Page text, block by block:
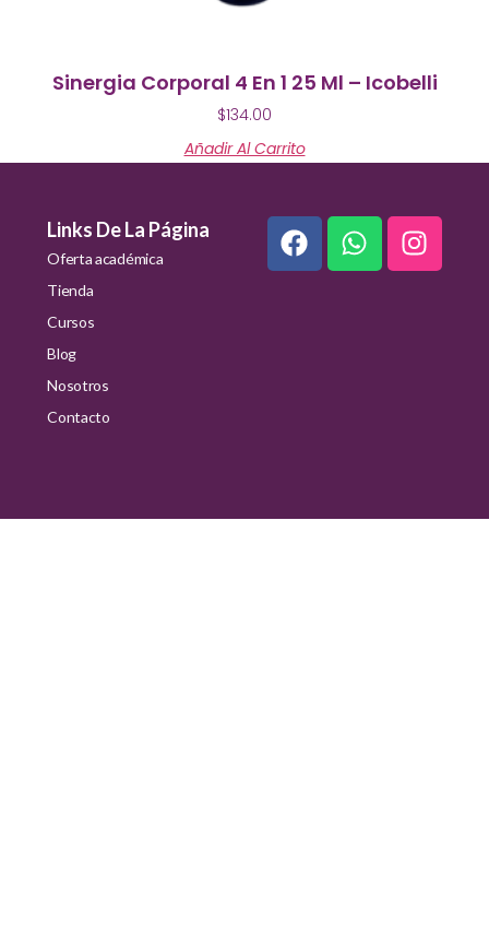
Sinergia Corporal 4 En 1 25 Ml – Icobelli
$134.00
Añadir Al Carrito
Links De La Página
Oferta académica
Tienda
Cursos
Blog
Nosotros
Contacto